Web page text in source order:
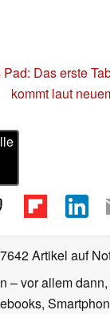
Das erste
kommt laut
Artikel auf
– vor allem